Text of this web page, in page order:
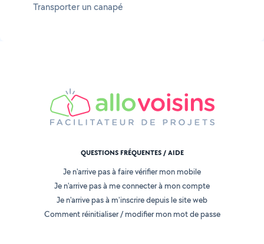
Transporter un canapé
QUESTIONS FRÉQUENTES / AIDE
Je n'arrive pas à faire vérifier mon mobile
Je n'arrive pas à me connecter à mon compte
Je n'arrive pas à m'inscrire depuis le site web
Comment réinitialiser / modifier mon mot de passe